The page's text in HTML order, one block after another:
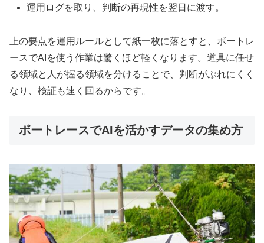
運用ログを取り、判断の再現性を翌日に渡す。
上の要点を運用ルールとして紙一枚に落とすと、ボートレ
ースでAIを使う作業は驚くほど軽くなります。道具に任せ
る領域と人が握る領域を分けることで、判断がぶれにくく
なり、検証も速く回るからです。
ボートレースでAIを活かすデータの集め方